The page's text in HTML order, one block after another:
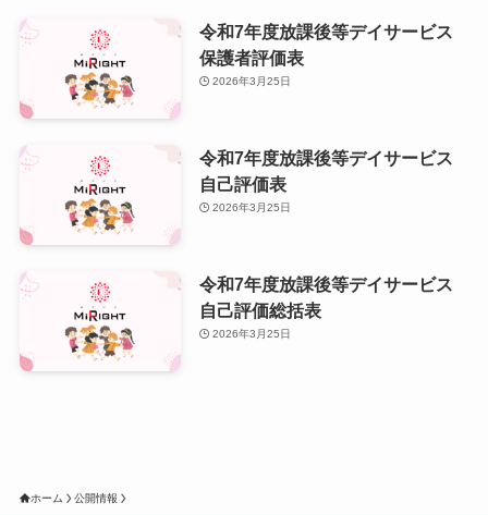
令和7年度放課後等デイサービス
保護者評価表
2026年3月25日
令和7年度放課後等デイサービス
自己評価表
2026年3月25日
令和7年度放課後等デイサービス
自己評価総括表
2026年3月25日
ホーム 公開情報